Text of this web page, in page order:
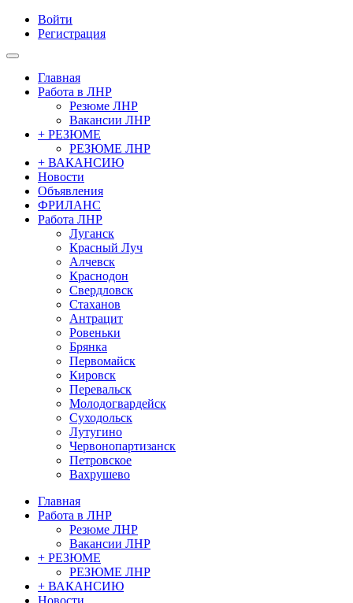
Войти
Регистрация
Главная
Работа в ЛНР
Резюме ЛНР
Вакансии ЛНР
+ РЕЗЮМЕ
РЕЗЮМЕ ЛНР
+ ВАКАНСИЮ
Новости
Объявления
ФРИЛАНС
Работа ЛНР
Луганск
Красный Луч
Алчевск
Краснодон
Свердловск
Стаханов
Антрацит
Ровеньки
Брянка
Первомайск
Кировск
Перевальск
Молодогвардейск
Суходольск
Лутугино
Червонопартизанск
Петровское
Вахрушево
Главная
Работа в ЛНР
Резюме ЛНР
Вакансии ЛНР
+ РЕЗЮМЕ
РЕЗЮМЕ ЛНР
+ ВАКАНСИЮ
Новости